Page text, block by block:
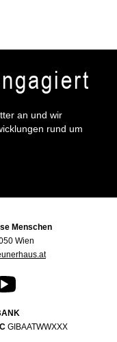
an und wir
rund um
Menschen
Wien
GIBAATWWXXX